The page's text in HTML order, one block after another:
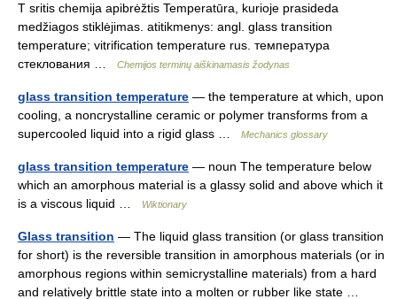
T sritis chemija apibrėžtis Temperatūra, kurioje prasideda
medžiagos stiklėjimas. atitikmenys: angl. glass transition
temperature; vitrification temperature rus. температура
стеклования …
Chemijos terminų aiškinamasis žodynas
glass transition temperature — the temperature at which, upon
cooling, a noncrystalline ceramic or polymer transforms from a
supercooled liquid into a rigid glass …
Mechanics glossary
glass transition temperature — noun The temperature below
which an amorphous material is a glassy solid and above which it
is a viscous liquid …
Wiktionary
Glass transition — The liquid glass transition (or glass transition
for short) is the reversible transition in amorphous materials (or in
amorphous regions within semicrystalline materials) from a hard
and relatively brittle state into a molten or rubber like state …